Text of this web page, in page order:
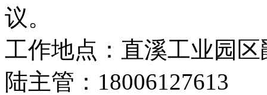
议。
工作地点：直溪工业园
陆主管：18006127613